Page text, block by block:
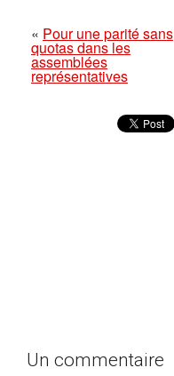
« Pour une parité sans
quotas dans les
assemblées
représentatives
Un commentaire